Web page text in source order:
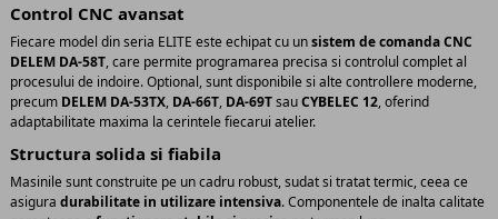
Control CNC avansat
Fiecare model din seria ELITE este echipat cu unsistem de comanda CNC
DELEM DA-58T, care permite programarea precisa si controlul complet al
procesului de indoire. Optional, sunt disponibile si alte controllere moderne,
precum DELEM DA-53TX, DA-66T, DA-69TsauCYBELEC 12, oferind
adaptabilitate maxima la cerintele fiecarui atelier.
Structura solida si fiabila
Masinile sunt construite pe un cadru robust, sudat si tratat termic, ceea ce
asigura durabilitate in utilizare intensiva. Componentele de inalta calitate